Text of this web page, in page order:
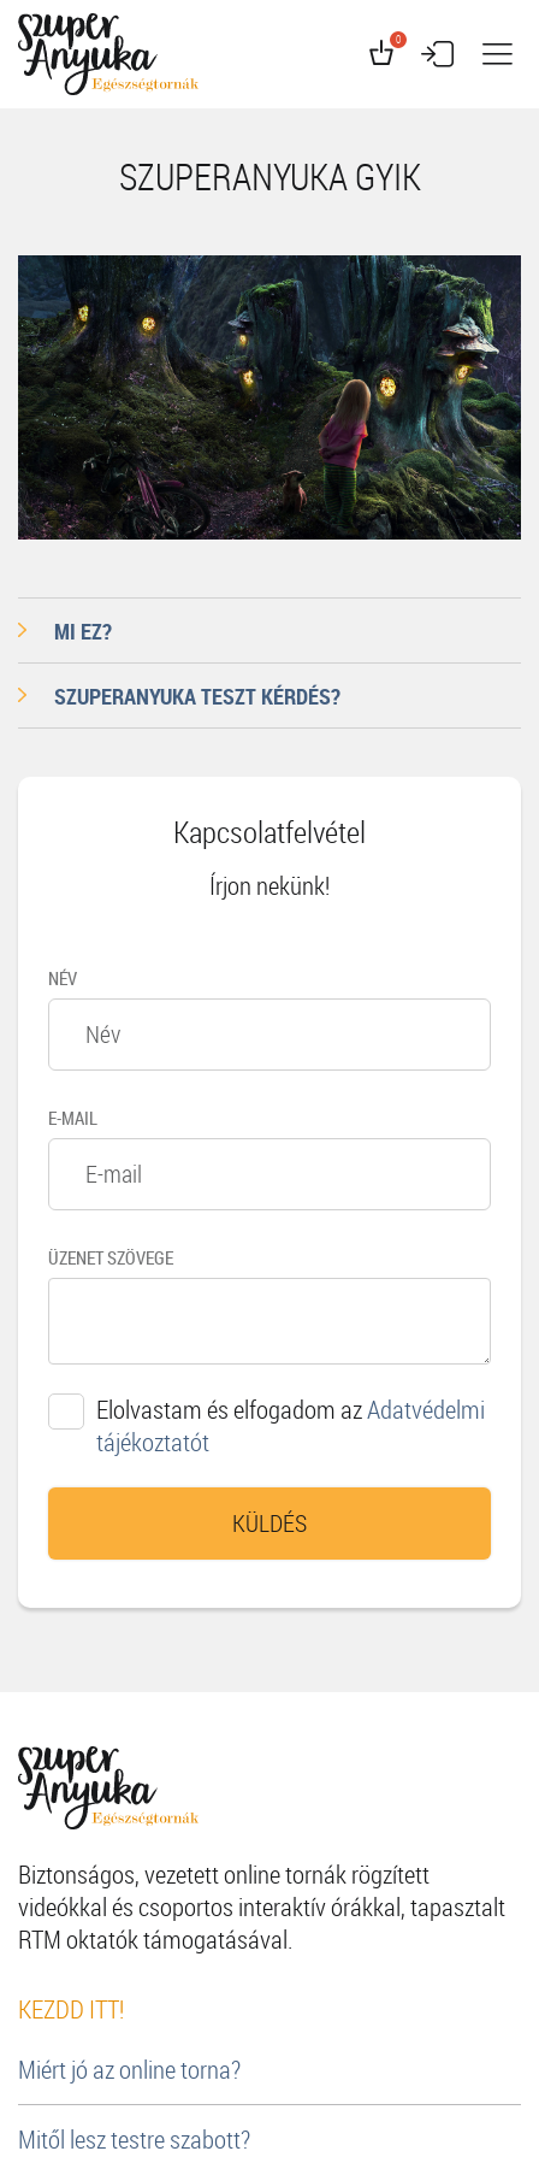
0
SZUPERANYUKA GYIK
MI EZ?
SZUPERANYUKA TESZT KÉRDÉS?
Kapcsolatfelvétel
Írjon nekünk!
NÉV
E-MAIL
ÜZENET SZÖVEGE
Elolvastam és elfogadom azAdatvédelmi
tájékoztatót
KÜLDÉS
Biztonságos, vezetett online tornák rögzített
videókkal és csoportos interaktív órákkal, tapasztalt
RTM oktatók támogatásával.
KEZDD ITT!
Miért jó az online torna?
Mitől lesz testre szabott?